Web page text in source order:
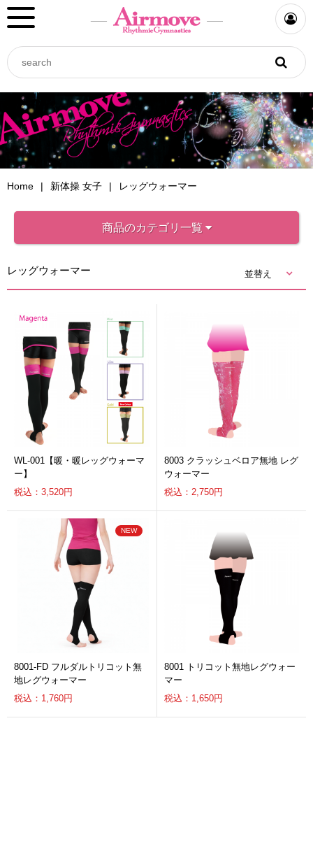
Home 新体操 女子 レッグウォーマー
商品のカテゴリ一覧
レッグウォーマー 並替え
WL-001【暖・暖レッグウォーマ
ー】
税込：3,520円
8003 クラッシュベロア無地 レグ
ウォーマー
税込：2,750円
8001-FD フルダルトリコット無
地レグウォーマー
税込：1,760円
8001 トリコット無地レグウォー
マー
税込：1,650円